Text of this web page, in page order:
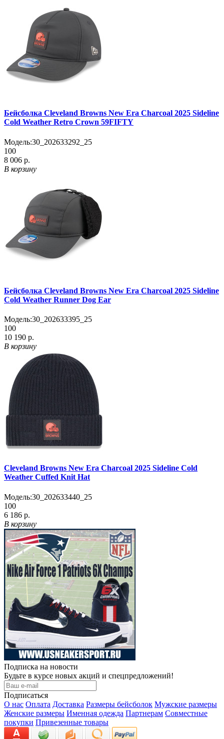
Бейсболка Cleveland Browns New Era Charcoal 2025 Sideline
Cold Weather Retro Crown 59FIFTY
Модель:30_202633292_25
100
8 006 р.
В корзину
Бейсболка Cleveland Browns New Era Charcoal 2025 Sideline
Cold Weather Runner Dog Ear
Модель:30_202633395_25
100
10 190 р.
В корзину
Cleveland Browns New Era Charcoal 2025 Sideline Cold
Weather Cuffed Knit Hat
Модель:30_202633440_25
100
6 186 р.
В корзину
Подписка на новости
Будьте в курсе новых акций и спецпредложений!
Подписаться
О нас Оплата Доставка Размеры бейсболок Мужские размеры
Женские размеры Именная одежда Партнерам Совместные
покупки Привезенные товары